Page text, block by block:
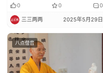
0 0 0
三三两两 2025年5月29日
八点僧音